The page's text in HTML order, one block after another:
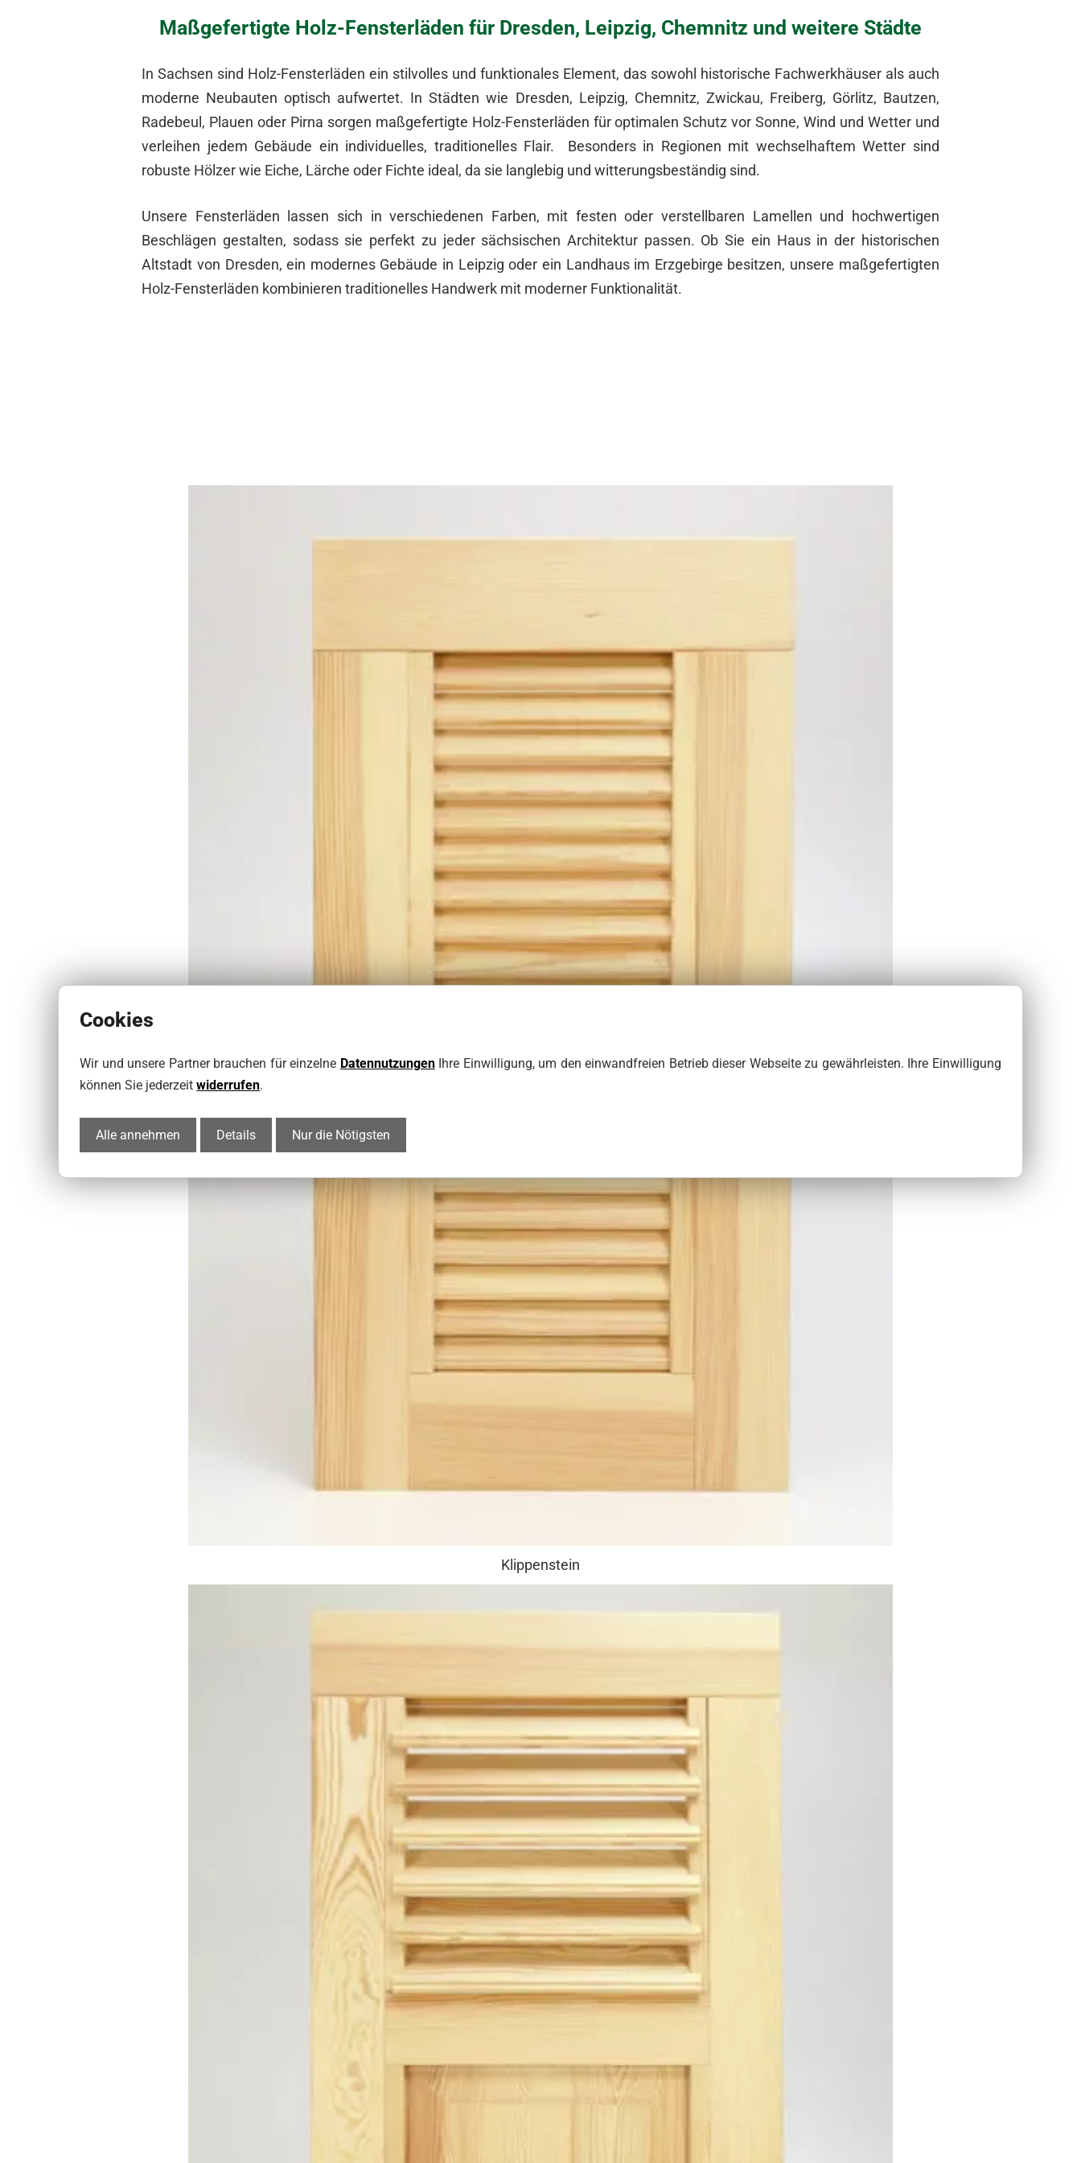
Maßgefertigte Holz-Fensterläden für Dresden, Leipzig, Chemnitz und weitere Städte
In Sachsen sind Holz-Fensterläden ein stilvolles und funktionales Element, das sowohl historische Fachwerkhäuser als auch
moderne Neubauten optisch aufwertet. In Städten wie Dresden, Leipzig, Chemnitz, Zwickau, Freiberg, Görlitz, Bautzen,
Radebeul, Plauen oder Pirna sorgen maßgefertigte Holz-Fensterläden für optimalen Schutz vor Sonne, Wind und Wetter und
verleihen jedem Gebäude ein individuelles, traditionelles Flair. Besonders in Regionen mit wechselhaftem Wetter sind
robuste Hölzer wie Eiche, Lärche oder Fichte ideal, da sie langlebig und witterungsbeständig sind.
Unsere Fensterläden lassen sich in verschiedenen Farben, mit festen oder verstellbaren Lamellen und hochwertigen
Beschlägen gestalten, sodass sie perfekt zu jeder sächsischen Architektur passen. Ob Sie ein Haus in der historischen
Altstadt von Dresden, ein modernes Gebäude in Leipzig oder ein Landhaus im Erzgebirge besitzen, unsere maßgefertigten
Holz-Fensterläden kombinieren traditionelles Handwerk mit moderner Funktionalität.
Klippenstein
Cookies
Wir und unsere Partner brauchen für einzelne DatennutzungenIhre Einwilligung, um den einwandfreien Betrieb dieser Webseite zu gewährleisten. Ihre Einwilligung
können Sie jederzeitwiderrufen.
Alle annehmen Details Nur die Nötigsten